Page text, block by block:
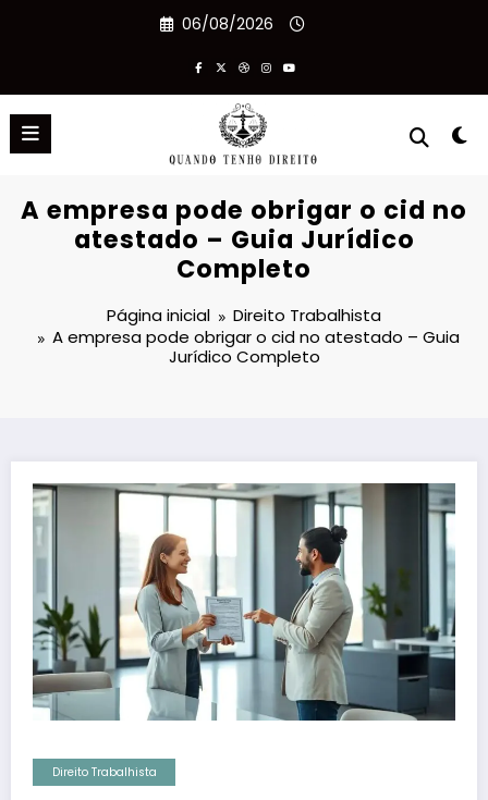
06/08/2026
A empresa pode obrigar o cid no
atestado – Guia Jurídico
Completo
Página inicial
Direito Trabalhista
A empresa pode obrigar o cid no atestado – Guia
Jurídico Completo
Direito Trabalhista